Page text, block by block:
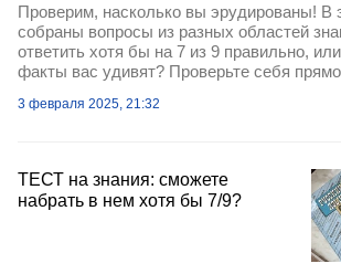
Проверим, насколько вы эрудированы! В
собраны вопросы из разных областей
ответить хотя бы на 7 из 9 правильно,
факты вас удивят? Проверьте себя
3 февраля 2025, 21:32
ТЕСТ на знания: сможете
набрать в нем хотя бы 7/9?